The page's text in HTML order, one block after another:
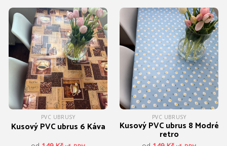
má
více
variant.
Možnosti
lze
vybrat
na
stránce
produktu
má
více
variant.
Možnosti
lze
vybrat
na
stránce
produktu
PVC UBRUSY
Kusový PVC ubrus 6 Káva
PVC UBRUSY
Kusový PVC ubrus 8 Modré
retro